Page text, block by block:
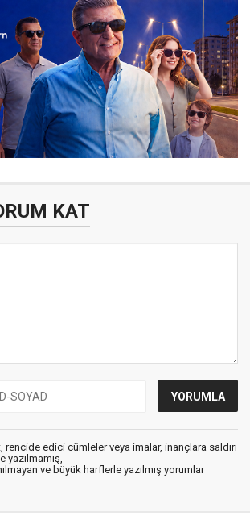
KAT
rencide edici cümleler veya imalar, inançlara saldırı
yazılmamış,
ve büyük harflerle yazılmış yorumlar